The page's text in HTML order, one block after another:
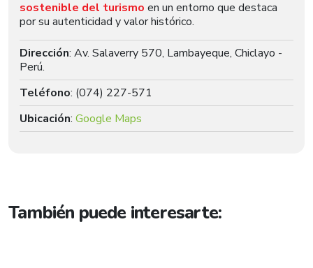
sostenible del turismo en un entorno que destaca
por su autenticidad y valor histórico.
Dirección: Av. Salaverry 570, Lambayeque, Chiclayo -
Perú.
Teléfono: (074) 227-571
Ubicación: Google Maps
También puede interesarte: